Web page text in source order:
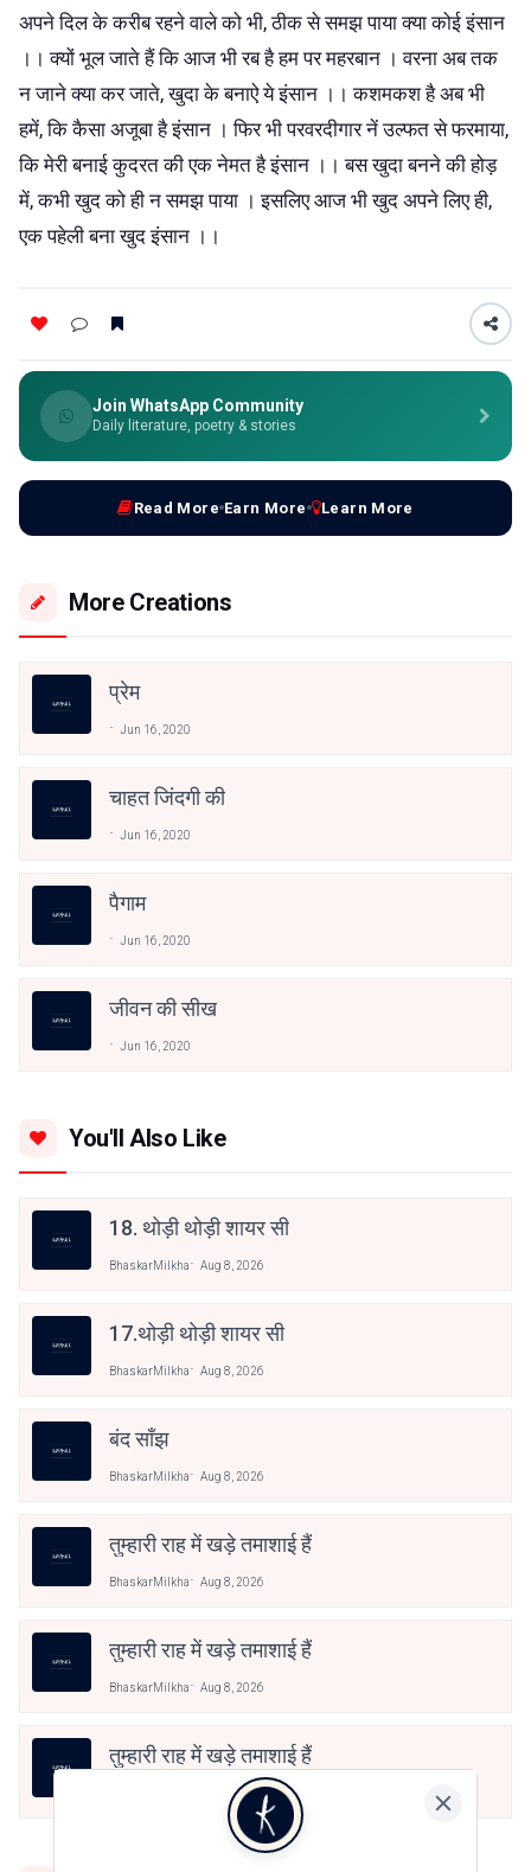
अपने दिल के करीब रहने वाले को भी, ठीक से समझ पाया क्या कोई इंसान
।। क्यों भूल जाते हैं कि आज भी रब है हम पर महरबान । वरना अब तक
न जाने क्या कर जाते, खुदा के बनाऐ ये इंसान ।। कशमकश है अब भी
हमें, कि कैसा अजूबा है इंसान । फिर भी परवरदीगार नें उल्फत से फरमाया,
कि मेरी बनाई कुदरत की एक नेमत है इंसान ।। बस खुदा बनने की होड़
में, कभी खुद को ही न समझ पाया । इसलिए आज भी खुद अपने लिए ही,
एक पहेली बना खुद इंसान ।।
Join WhatsApp Community
Daily literature, poetry & stories
Read More Earn More Learn More
More Creations
प्रेम
Jun 16, 2020
चाहत जिंदगी की
Jun 16, 2020
पैगाम
Jun 16, 2020
जीवन की सीख
Jun 16, 2020
You'll Also Like
18. थोड़ी थोड़ी शायर सी
BhaskarMilkha Aug 8, 2026
17.थोड़ी थोड़ी शायर सी
BhaskarMilkha Aug 8, 2026
बंद साँझ
BhaskarMilkha Aug 8, 2026
तुम्हारी राह में खड़े तमाशाई हैं
BhaskarMilkha Aug 8, 2026
तुम्हारी राह में खड़े तमाशाई हैं
BhaskarMilkha Aug 8, 2026
तुम्हारी राह में खड़े तमाशाई हैं
Aug 8, 2026